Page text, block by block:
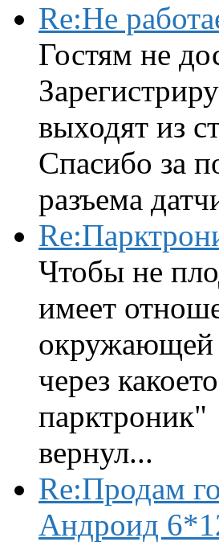
Re:Не
Гостям не
выходят из
Спасибо за
разъема
Чтобы не
имеет
окружающей
через
парктроник"
вернул...
Re:Продам
Андроид